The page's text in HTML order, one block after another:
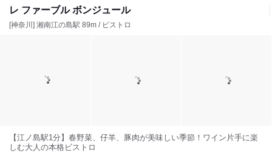
レ ファーブル ボンジュール
[神奈川] 湘南江の島駅 89m / ビストロ
【江ノ島駅1分】春野菜、仔羊、豚肉が美味しい季節！ワイン片手に楽
しむ大人の本格ビストロ